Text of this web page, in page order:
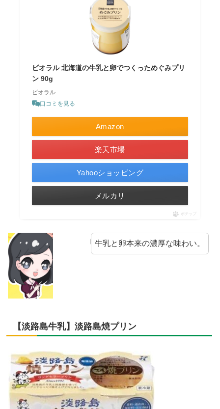
ビオラル 北海道の牛乳と卵でつくっためぐみプリ
ン 90g
ビオラル
口コミを見る
Amazon
楽天市場
Yahooショッピング
メルカリ
ポチップ
牛乳と卵本来の濃厚な味わい。
【淡路島牛乳】淡路島焼プリン